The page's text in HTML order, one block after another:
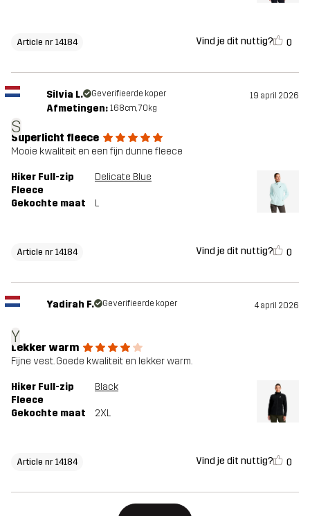
Article nr 14184 Vind je dit nuttig? 0
S
Silvia L. Geverifieerde koper 19 april 2026
Afmetingen: 168cm, 70kg
Superlicht fleece
Mooie kwaliteit en een fijn dunne fleece
Hiker Full-zip
Fleece
Delicate Blue
Gekochte maat L
Article nr 14184 Vind je dit nuttig? 0
Y
Yadirah F. Geverifieerde koper 4 april 2026
Lekker warm
Fijne vest. Goede kwaliteit en lekker warm.
Hiker Full-zip
Fleece
Black
Gekochte maat 2XL
Article nr 14184 Vind je dit nuttig? 0